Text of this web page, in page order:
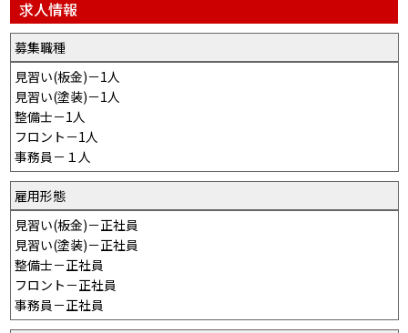
求人情報
募集職種
見習い(板金)－1人
見習い(塗装)－1人
整備士－1人
フロント－1人
事務員－１人
雇用形態
見習い(板金)－正社員
見習い(塗装)－正社員
整備士－正社員
フロント－正社員
事務員－正社員